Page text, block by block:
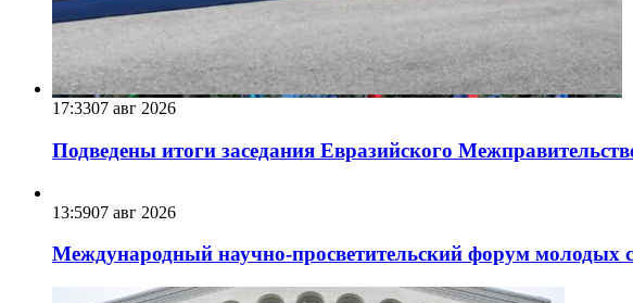
17:3307 авг 2026
Подведены итоги заседания Евразийского
13:5907 авг 2026
Международный научно-просветительский форум молодых